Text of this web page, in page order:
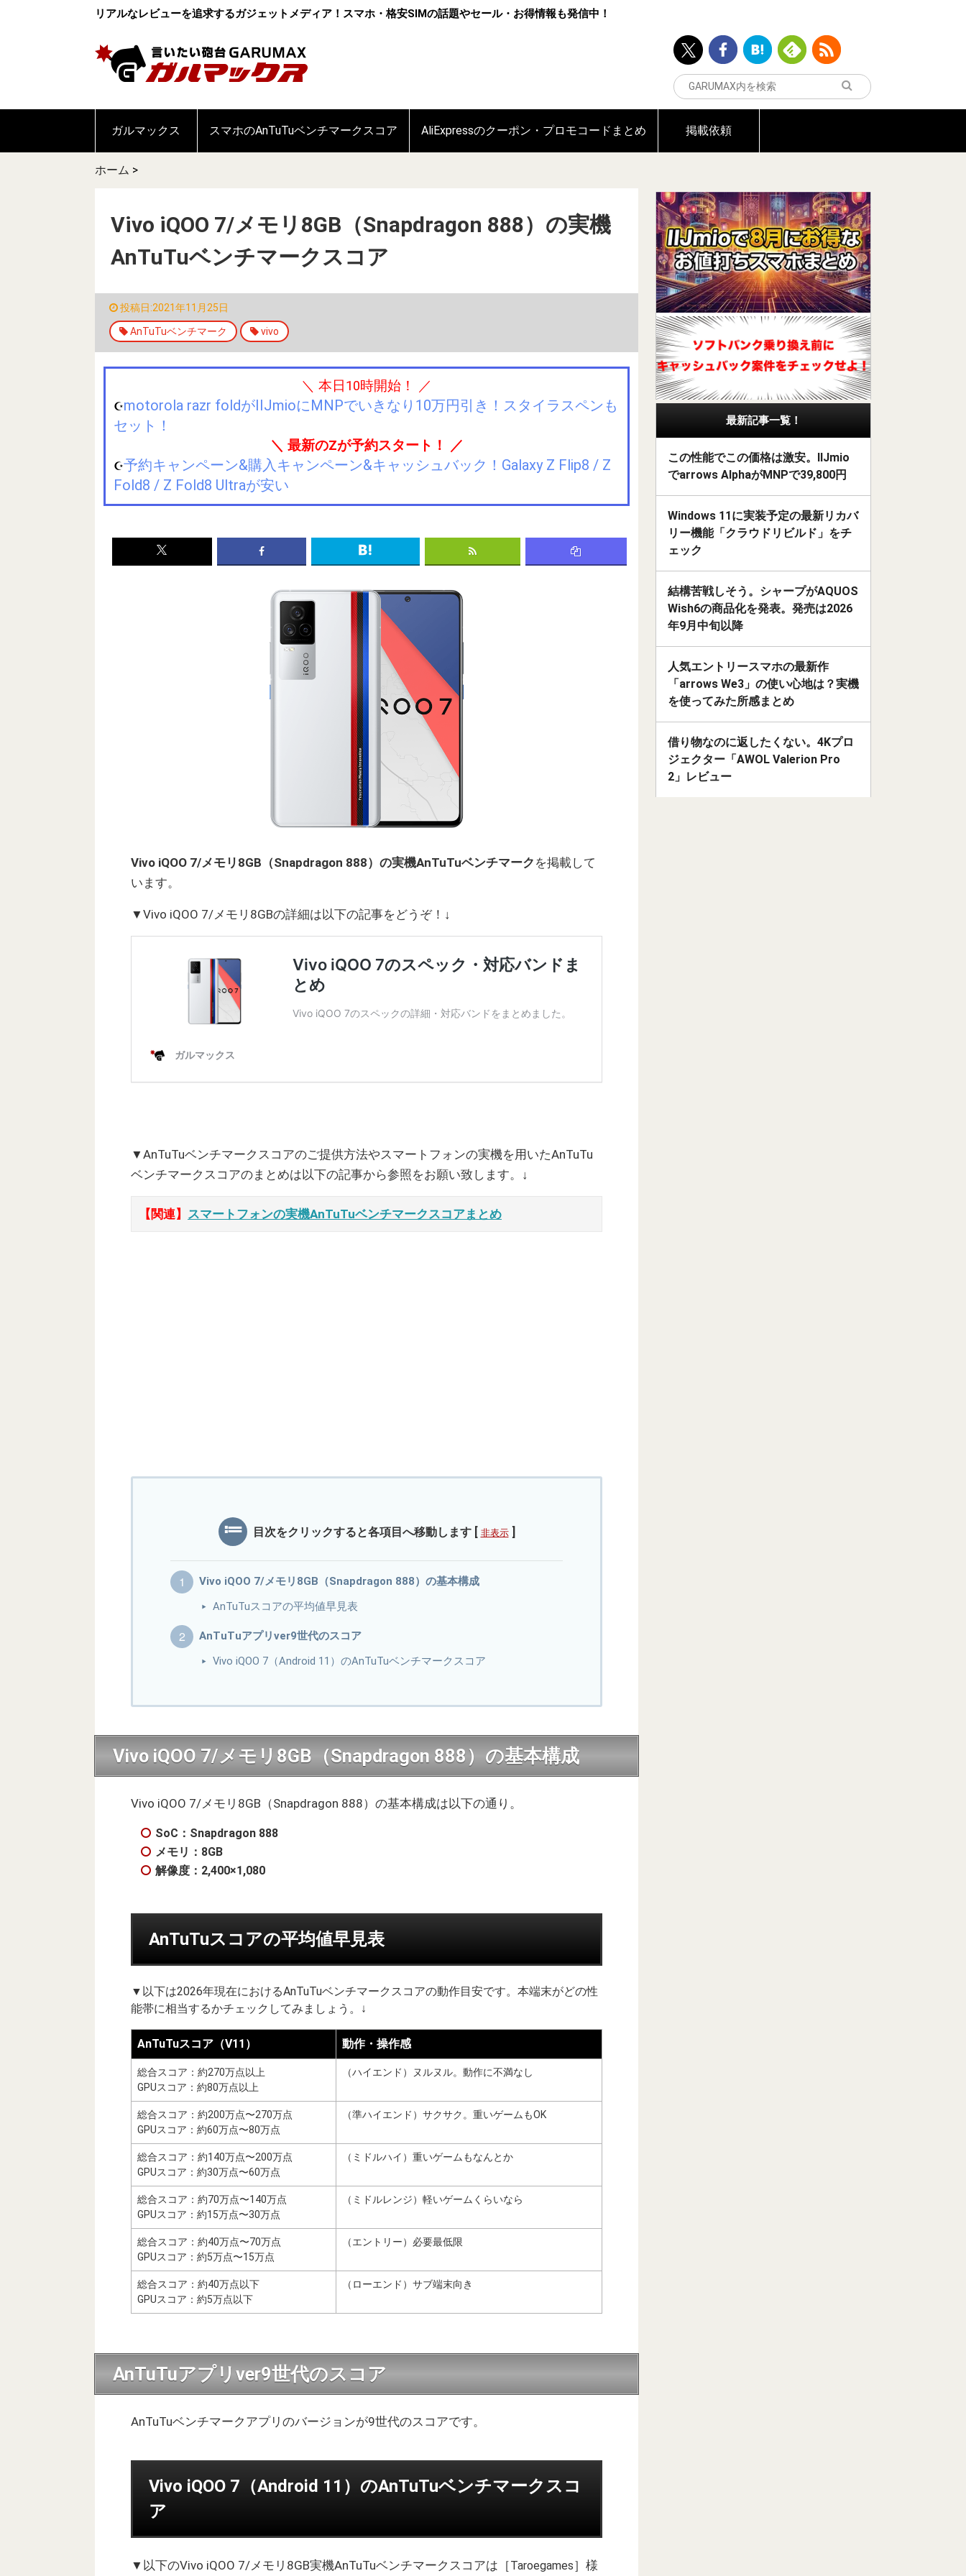
リアルなレビューを追求するガジェットメディア！スマホ・格安SIMの話題やセール・お得情報も発信中！
ガルマックス スマホのAnTuTuベンチマークスコア AliExpressのクーポン・プロモコードまとめ 掲載依頼
ホーム >
Vivo iQOO 7/メモリ8GB（Snapdragon 888）の実機
AnTuTuベンチマークスコア
投稿日:2021年11月25日
AnTuTuベンチマーク vivo
＼ 本日10時開始！ ／
☪️motorola razr foldがIIJmioにMNPでいきなり10万円引き！スタイラスペンも
セット！
＼ 最新のZが予約スタート！ ／
☪️予約キャンペーン&購入キャンペーン&キャッシュバック！Galaxy Z Flip8 / Z
Fold8 / Z Fold8 Ultraが安い
Vivo iQOO 7/メモリ8GB（Snapdragon 888）の実機AnTuTuベンチマーク を掲載して
います。
▼Vivo iQOO 7/メモリ8GBの詳細は以下の記事をどうぞ！↓
▼AnTuTuベンチマークスコアのご提供方法やスマートフォンの実機を用いたAnTuTu
ベンチマークスコアのまとめは以下の記事から参照をお願い致します。↓
【関連】 スマートフォンの実機AnTuTuベンチマークスコアまとめ
目次をクリックすると各項目へ移動します [ 非表示 ]
Vivo iQOO 7/メモリ8GB（Snapdragon 888）の基本構成
AnTuTuスコアの平均値早見表
AnTuTuアプリver9世代のスコア
Vivo iQOO 7（Android 11）のAnTuTuベンチマークスコア
Vivo iQOO 7/メモリ8GB（Snapdragon 888）の基本構成
Vivo iQOO 7/メモリ8GB（Snapdragon 888）の基本構成は以下の通り。
SoC：Snapdragon 888
メモリ：8GB
解像度：2,400×1,080
AnTuTuスコアの平均値早見表
▼以下は2026年現在におけるAnTuTuベンチマークスコアの動作目安です。本端末がどの性
能帯に相当するかチェックしてみましょう。↓
AnTuTuスコア（V11） 動作・操作感
総合スコア：約270万点以上
GPUスコア：約80万点以上
（ハイエンド）ヌルヌル。動作に不満なし
総合スコア：約200万点〜270万点
GPUスコア：約60万点〜80万点
（準ハイエンド）サクサク。重いゲームもOK
総合スコア：約140万点〜200万点
GPUスコア：約30万点〜60万点
（ミドルハイ）重いゲームもなんとか
総合スコア：約70万点〜140万点
GPUスコア：約15万点〜30万点
（ミドルレンジ）軽いゲームくらいなら
総合スコア：約40万点〜70万点
GPUスコア：約5万点〜15万点
（エントリー）必要最低限
総合スコア：約40万点以下
GPUスコア：約5万点以下
（ローエンド）サブ端末向き
AnTuTuアプリver9世代のスコア
AnTuTuベンチマークアプリのバージョンが9世代のスコアです。
Vivo iQOO 7（Android 11）のAnTuTuベンチマークスコ
ア
▼以下のVivo iQOO 7/メモリ8GB実機AnTuTuベンチマークスコアは［Taroegames］様
最新記事一覧！
この性能でこの価格は激安。IIJmio
でarrows AlphaがMNPで39,800円
Windows 11に実装予定の最新リカバ
リー機能「クラウドリビルド」をチ
ェック
結構苦戦しそう。シャープがAQUOS
Wish6の商品化を発表。発売は2026
年9月中旬以降
人気エントリースマホの最新作
「arrows We3」の使い心地は？実機
を使ってみた所感まとめ
借り物なのに返したくない。4Kプロ
ジェクター「AWOL Valerion Pro
2」レビュー